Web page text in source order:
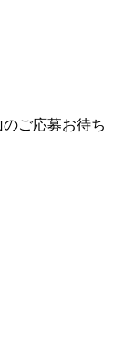
ご応募お待ち